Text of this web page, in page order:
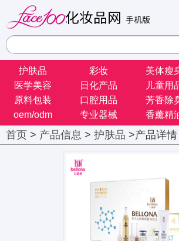
护肤品 彩妆 美体瘦
医学美容
日化产品 儿童用
原料包装
口腔用品 芳香除
oem/odm
专业器械 香薰精
首页 > 产品信息 > 护肤品 >产品详情